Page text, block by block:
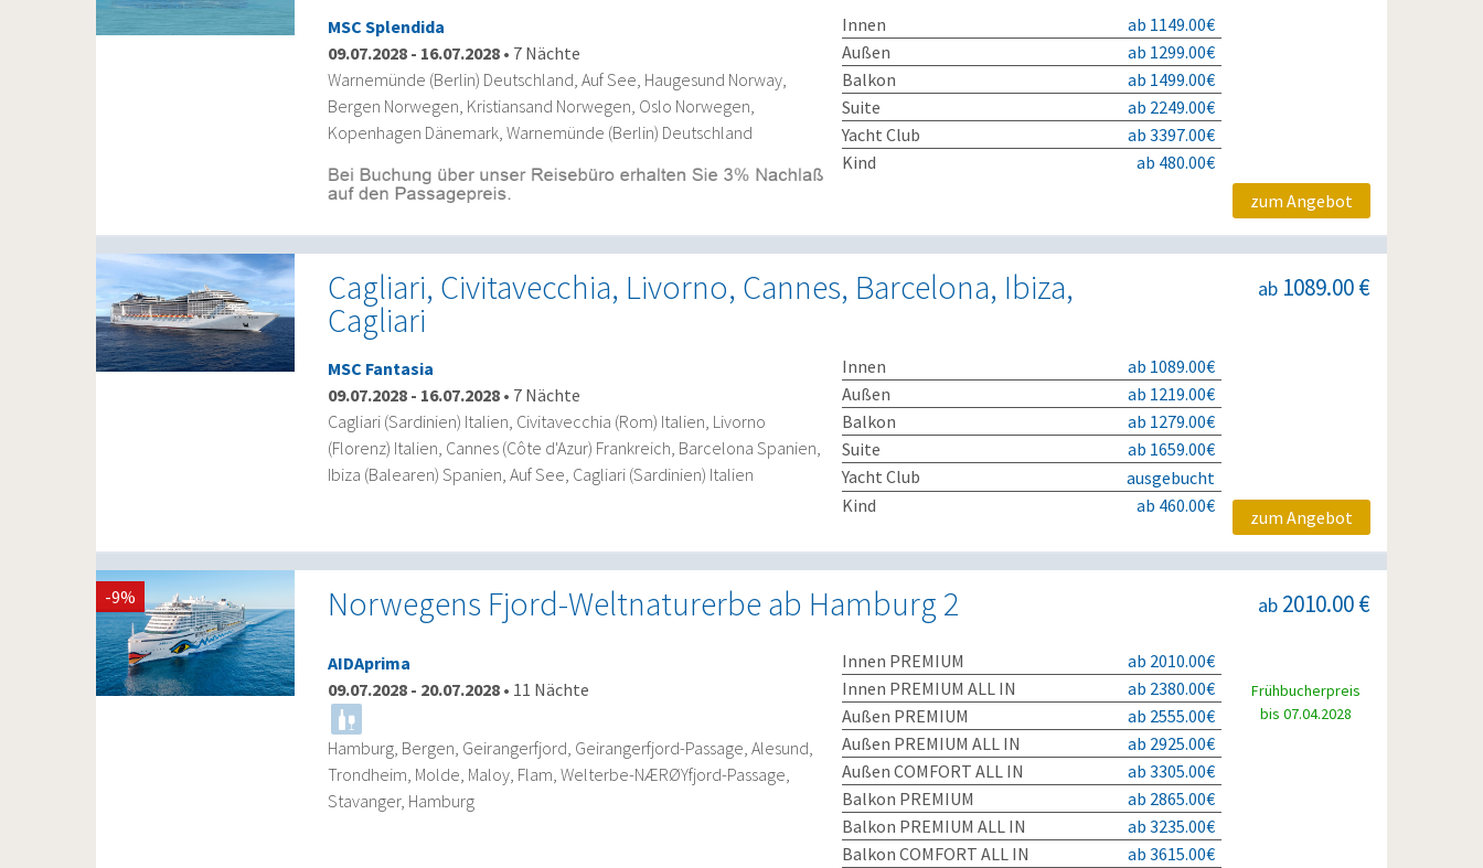
MSC Splendida
09.07.2028 - 16.07.2028 • 7 Nächte
Warnemünde (Berlin) Deutschland, Auf See, Haugesund Norway,
Bergen Norwegen, Kristiansand Norwegen, Oslo Norwegen,
Kopenhagen Dänemark, Warnemünde (Berlin) Deutschland
Innen
ab 1149.00€
Außen
ab 1299.00€
Balkon
ab 1499.00€
Suite
ab 2249.00€
Yacht Club
ab 3397.00€
Kind
ab 480.00€
zum Angebot
Cagliari, Civitavecchia, Livorno, Cannes, Barcelona, Ibiza,
Cagliari
ab 1089.00 €
MSC Fantasia
09.07.2028 - 16.07.2028 • 7 Nächte
Cagliari (Sardinien) Italien, Civitavecchia (Rom) Italien, Livorno
(Florenz) Italien, Cannes (Côte d'Azur) Frankreich, Barcelona Spanien,
Ibiza (Balearen) Spanien, Auf See, Cagliari (Sardinien) Italien
Innen
ab 1089.00€
Außen
ab 1219.00€
Balkon
ab 1279.00€
Suite
ab 1659.00€
Yacht Club
ausgebucht
Kind
ab 460.00€
zum Angebot
Norwegens Fjord-Weltnaturerbe ab Hamburg 2 ab 2010.00 €
AIDAprima
09.07.2028 - 20.07.2028 • 11 Nächte
Hamburg, Bergen, Geirangerfjord, Geirangerfjord-Passage, Alesund,
Trondheim, Molde, Maloy, Flam, Welterbe-NÆRØYfjord-Passage,
Stavanger, Hamburg
Innen PREMIUM
ab 2010.00€
Innen PREMIUM ALL IN
ab 2380.00€
Außen PREMIUM
ab 2555.00€
Außen PREMIUM ALL IN
ab 2925.00€
Außen COMFORT ALL IN
ab 3305.00€
Balkon PREMIUM
ab 2865.00€
Balkon PREMIUM ALL IN
ab 3235.00€
Balkon COMFORT ALL IN
ab 3615.00€
-9%
Frühbucherpreis
bis 07.04.2028